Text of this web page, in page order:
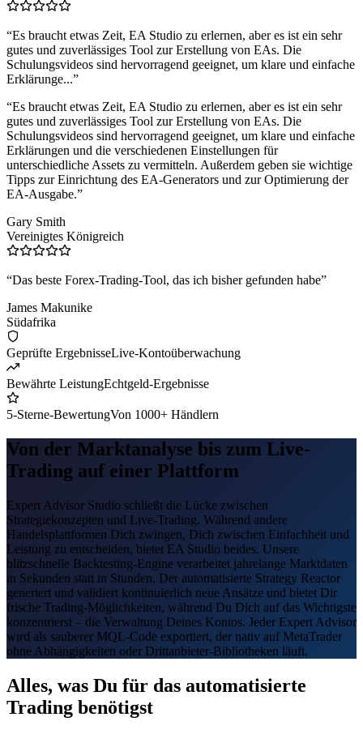
“Es braucht etwas Zeit, EA Studio zu erlernen, aber es ist ein sehr
gutes und zuverlässiges Tool zur Erstellung von EAs. Die
Schulungsvideos sind hervorragend geeignet, um klare und einfache
Erklärunge...”
“Es braucht etwas Zeit, EA Studio zu erlernen, aber es ist ein sehr
gutes und zuverlässiges Tool zur Erstellung von EAs. Die
Schulungsvideos sind hervorragend geeignet, um klare und einfache
Erklärungen und die verschiedenen Einstellungen für
unterschiedliche Assets zu vermitteln. Außerdem geben sie wichtige
Tipps zur Einrichtung des EA-Generators und zur Optimierung der
EA-Ausgabe.”
Gary Smith
Vereinigtes Königreich
“Das beste Forex-Trading-Tool, das ich bisher gefunden habe”
James Makunike
Südafrika
Geprüfte ErgebnisseLive-Kontoüberwachung
Bewährte LeistungEchtgeld-Ergebnisse
5-Sterne-BewertungVon 1000+ Händlern
Von der Marktanalyse bis zum Live-
Trading auf einer Plattform
Expert Advisor Studio schließt die Lücke zwischen
Strategiekonzepten und Live-Trading. Während andere
Handelsplattformen Dich zwingen, Dich zwischen Einfachheit und
Leistung zu entscheiden, bietet EA Studio beides. Unsere
blitzschnelle Backtesting-Engine verarbeitet jahrelange Marktdaten
in Sekunden statt in Stunden. Der automatisierte Strategy Reactor
generiert und validiert kontinuierlich neue Ansätze und bietet Dir
frische Trading-Möglichkeiten, während Du Dich auf das Wichtigste
konzentrierst – die Verwaltung Deines Kontos. Jeder Expert Advisor
wird als sauberer MQL-Code exportiert, der nativ auf MetaTrader
ohne Abhängigkeiten oder Drittanbieter-Bibliotheken läuft.
Alles, was Du für das automatisierte
Trading benötigst